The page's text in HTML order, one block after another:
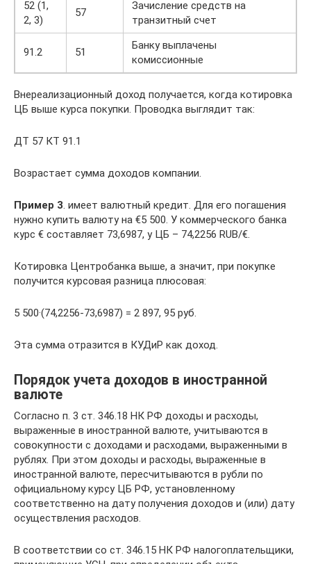
52 (1,
2, 3)
57
Зачисление средств на
транзитный счет
91.2 51
Банку выплачены
комиссионные
Внереализационный доход получается, когда котировка
ЦБ выше курса покупки. Проводка выглядит так:
ДТ 57 КТ 91.1
Возрастает сумма доходов компании.
Пример 3. имеет валютный кредит. Для его погашения
нужно купить валюту на €5 500. У коммерческого банка
курс € составляет 73,6987, у ЦБ – 74,2256 RUB/€.
Котировка Центробанка выше, а значит, при покупке
получится курсовая разница плюсовая:
5 500·(74,2256-73,6987) = 2 897, 95 руб.
Эта сумма отразится в КУДиР как доход.
Порядок учета доходов в иностранной
валюте
Согласно п. 3 ст. 346.18 НК РФ доходы и расходы,
выраженные в иностранной валюте, учитываются в
совокупности с доходами и расходами, выраженными в
рублях. При этом доходы и расходы, выраженные в
иностранной валюте, пересчитываются в рубли по
официальному курсу ЦБ РФ, установленному
соответственно на дату получения доходов и (или) дату
осуществления расходов.
В соответствии со ст. 346.15 НК РФ налогоплательщики,